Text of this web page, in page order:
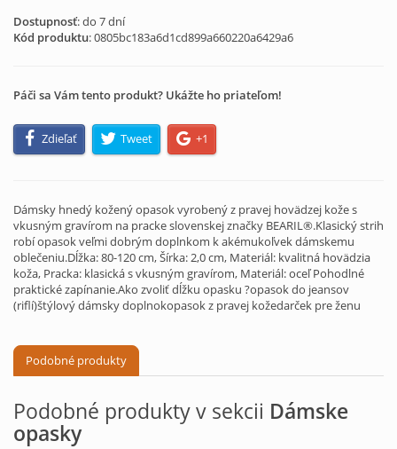
Dostupnosť: do 7 dní
Kód produktu:0805bc183a6d1cd899a660220a6429a6
Páči sa Vám tento produkt? Ukážte ho priateľom!
Zdieľať Tweet +1
Dámsky hnedý kožený opasok vyrobený z pravej hovädzej kože s
vkusným gravírom na pracke slovenskej značky BEARIL®.Klasický strih
robí opasok veľmi dobrým doplnkom k akémukoľvek dámskemu
oblečeniu.Dĺžka: 80-120 cm, Šírka: 2,0 cm, Materiál: kvalitná hovädzia
koža, Pracka: klasická s vkusným gravírom, Materiál: oceľ Pohodlné
praktické zapínanie.Ako zvoliť dĺžku opasku ?opasok do jeansov
(riflí)štýlový dámsky doplnokopasok z pravej kožedarček pre ženu
Podobné produkty
Podobné produkty v sekcii Dámske
opasky